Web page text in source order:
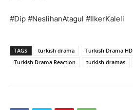
#Dip #NeslihanAtagul #IlkerKaleli
TAGS turkish drama
Turkish Drama HD
Turkish Drama Reaction
turkish dramas